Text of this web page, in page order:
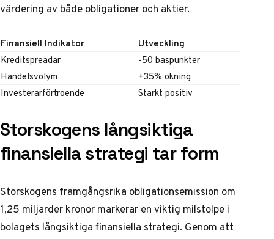
värdering av både obligationer och aktier.
Finansiell Indikator
Utveckling
Kreditspreadar
-50 baspunkter
Handelsvolym
+35% ökning
Investerarförtroende
Starkt positiv
Storskogens långsiktiga
finansiella strategi tar form
Storskogens framgångsrika obligationsemission om
1,25 miljarder kronor markerar en viktig milstolpe i
bolagets långsiktiga finansiella strategi. Genom att